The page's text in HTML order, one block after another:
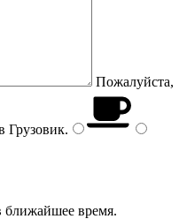
Пожалуйста,
Грузовик.
время.